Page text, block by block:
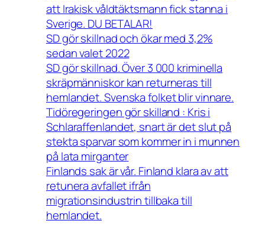
att Irakisk våldtäktsmann fick stanna i
Sverige. DU BETALAR!
SD gör skillnad och ökar med 3,2%
sedan valet 2022
SD gör skillnad. Över 3 000 kriminella
skräpmänniskor kan returneras till
hemlandet. Svenska folket blir vinnare.
Tidöregeringen gör skilland : Kris i
Schlaraffenlandet, snart är det slut på
stekta sparvar som kommer in i munnen
på lata mirganter
Finlands sak är vår. Finland klara av att
retunera avfallet ifrån
migrationsindustrin tillbaka till
hemlandet.